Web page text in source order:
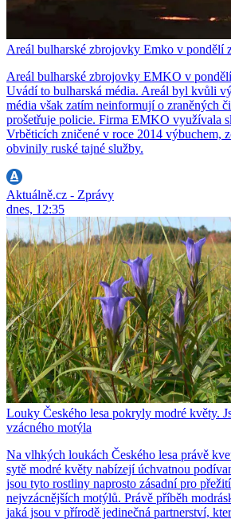
Areál bulharské zbrojovky Emko v pondělí
Areál bulharské zbrojovky EMKO v
Uvádí to bulharská média. Areál byl kvůli
média však zatím neinformují o zraněných
prošetřuje policie. Firma EMKO využívala
Vrběticích zničené v roce 2014 výbuchem,
obvinily ruské tajné služby.
Aktuálně.cz - Zprávy
dnes, 12:35
Louky Českého lesa pokryly modré květy.
vzácného motýla
Na vlhkých loukách Českého lesa právě
sytě modré květy nabízejí úchvatnou
jsou tyto rostliny naprosto zásadní pro
nejvzácnějších motýlů. Právě příběh
jaká jsou v přírodě jedinečná partnerství,